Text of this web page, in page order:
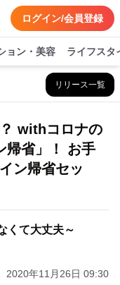
ログイン/会員登録
ョン・美容 ライフスタ
リリース一覧
withコロナの
帰省」！ お手
ン帰省セッ
くて大丈夫～
2020年11月26日 09:30